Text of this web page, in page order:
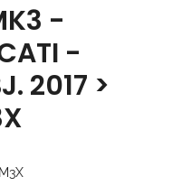
-
-
2017 >